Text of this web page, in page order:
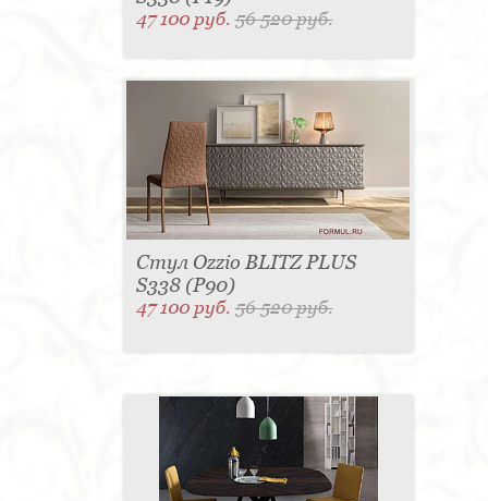
47 100 руб.56 520 руб.
Стул Ozzio BLITZ PLUS
S338 (P90)
47 100 руб.56 520 руб.